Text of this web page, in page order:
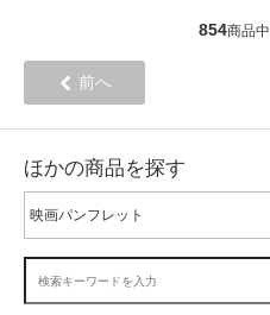
854商品中
前へ
ほかの商品を探す